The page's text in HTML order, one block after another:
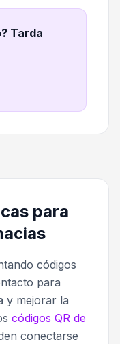
Tarda
para
códigos
para
y mejorar la
códigos QR de
conectarse